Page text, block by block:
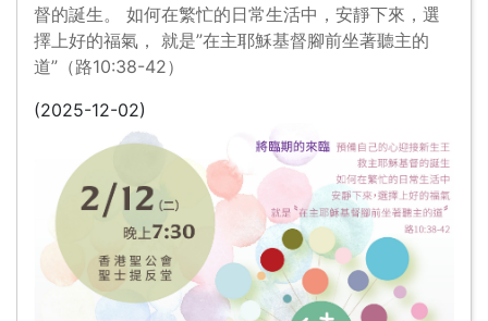
督的誕生。 如何在繁忙的日常生活中，安靜下來，選
擇上好的福氣， 就是”在主耶穌基督腳前坐著聽主的
道”（路10:38-42）
(2025-12-02)